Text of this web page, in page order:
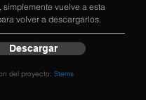
simplemente vuelve a esta
volver a descargarlos.
Descargar
del proyecto: Stems